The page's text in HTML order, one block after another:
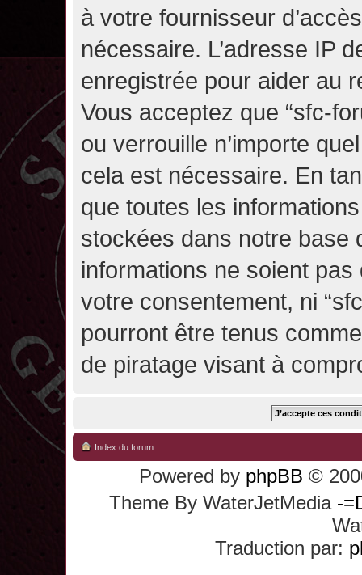
à votre fournisseur
nécessaire. L’adresse IP
enregistrée pour aider au
Vous acceptez que “sfc-
ou verrouille n’importe
cela est nécessaire. En
que toutes les
stockées dans notre base
informations ne soient
votre consentement, ni
pourront être tenus
de piratage visant à
Index du forum
Powered by phpBB ©
Theme By WaterJetMedia -
Traduction par: